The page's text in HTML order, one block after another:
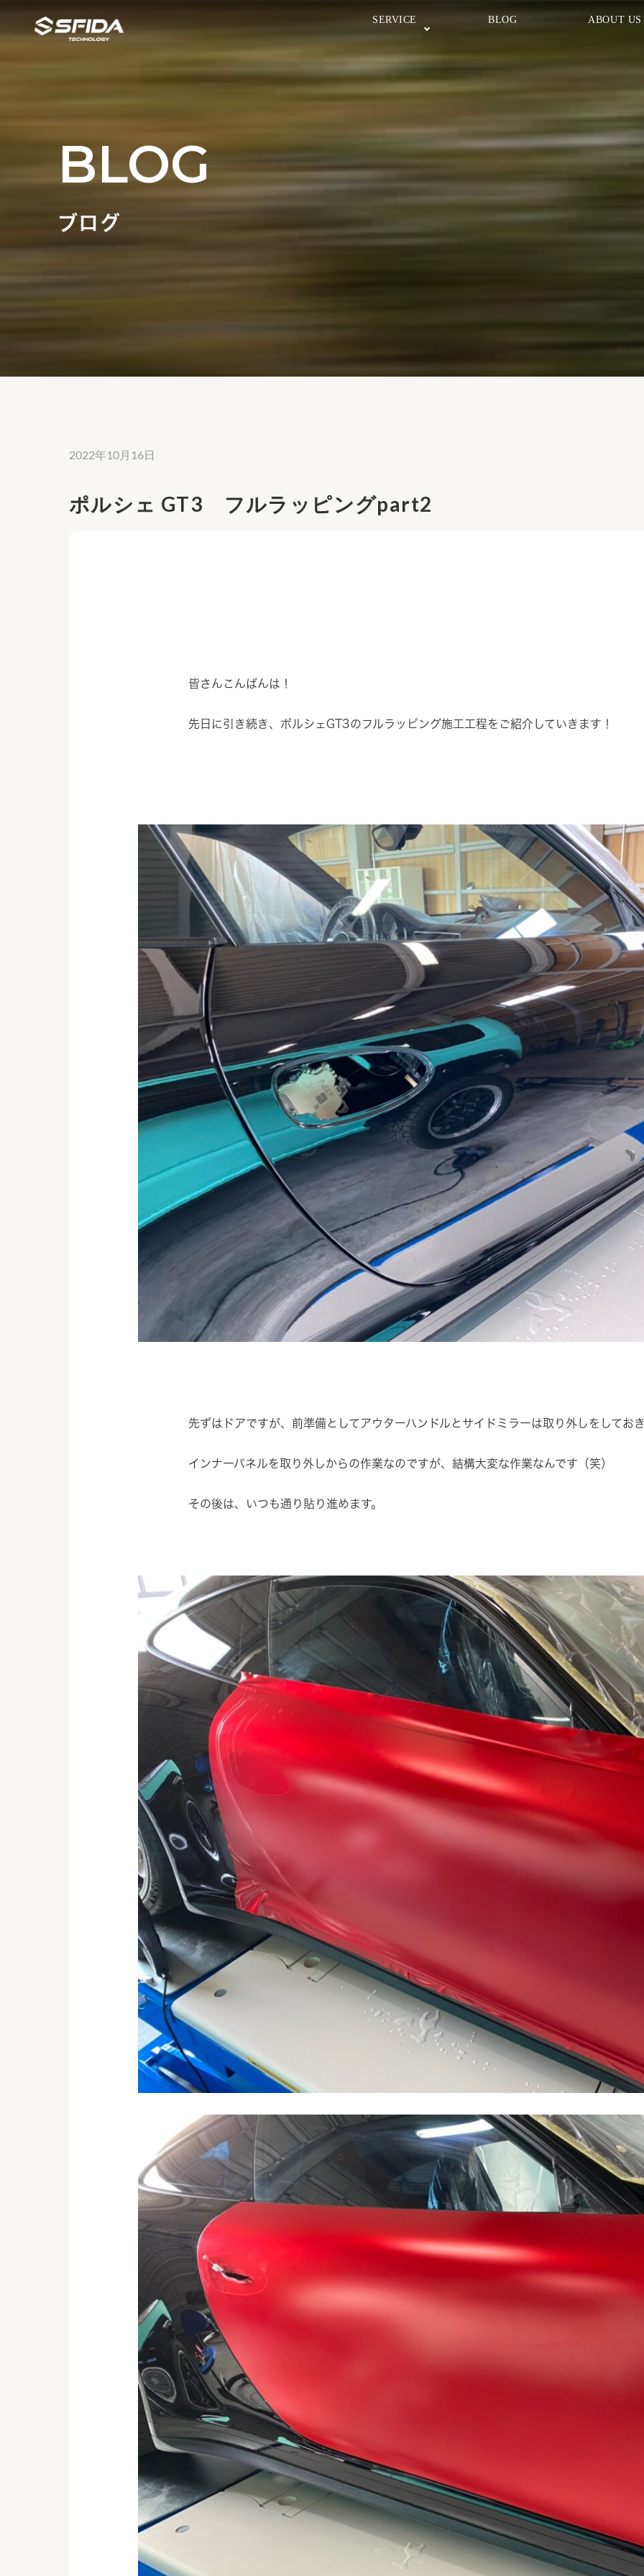
SERVICE BLOG ABOUT US
BLOG
ブログ
2022年10月16日
ポルシェ GT3 フルラッピングpart2
皆さんこんばんは！
先日に引き続き、ポルシェGT3のフルラッピング施工工程をご紹介していきます！
先ずはドアですが、前準備としてアウターハンドルとサイドミラーは取り外しをしてお
インナーパネルを取り外しからの作業なのですが、結構大変な作業なんです（笑）
その後は、いつも通り貼り進めます。